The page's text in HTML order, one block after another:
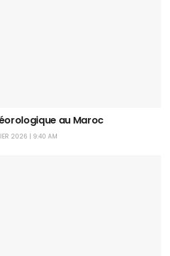
au Maroc
2026 | 9:40 AM